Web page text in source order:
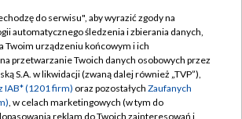
TVP
TVP
Regulamin TVP
Polityka prywatności
Moje zgody
do serwisu", aby wyrazić zgody na
automatycznego śledzenia i zbierania danych,
Twoim urządzeniu końcowym i ich
przetwarzanie Twoich danych osobowych przez
S.A. w likwidacji (zwaną dalej również „TVP”),
IAB* (1201 firm) oraz pozostałych Zaufanych
, w celach marketingowych (w tym do
reklam do Twoich zainteresowań i